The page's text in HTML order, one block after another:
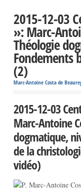
2015-12-03
»: Marc-
Théologie
Fondements
(2)
Marc-Antoine Costa de
2015-12-03
Marc-Antoine
dogmatique,
de la
vidéo)